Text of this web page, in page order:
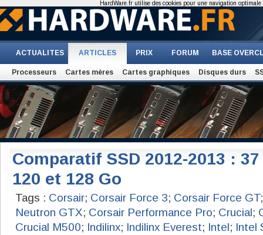
ACTUALITES ARTICLES PRIX FORUM BASE
Processeurs Cartes mères Cartes graphiques Disques durs
Comparatif SSD 2012-2013 : 37
120 et 128 Go
Tags : Corsair; Corsair Force 3; Corsair Force GT
Neutron GTX; Corsair Performance Pro; Crucial;
Crucial M500; Indilinx; Indilinx Everest; Intel; Intel
HardWare.fr utilise des cookies pour une navigation